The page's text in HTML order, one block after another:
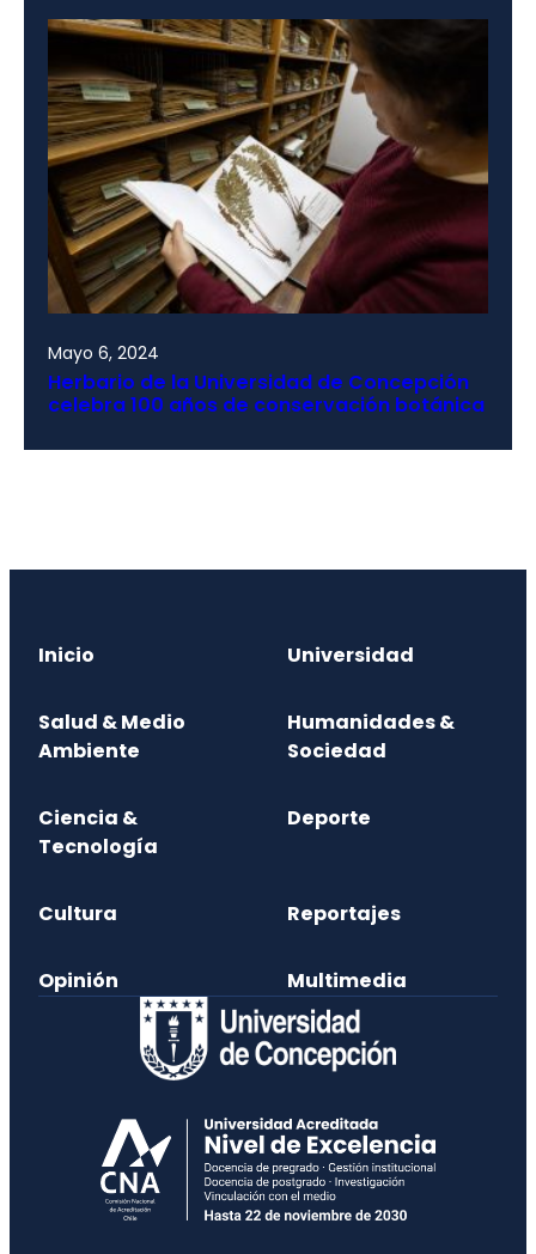
Mayo 6, 2024
Herbario de la Universidad de Concepción
celebra 100 años de conservación botánica
Inicio Universidad
Salud & Medio
Ambiente
Humanidades &
Sociedad
Ciencia &
Tecnología
Deporte
Cultura Reportajes
Opinión Multimedia